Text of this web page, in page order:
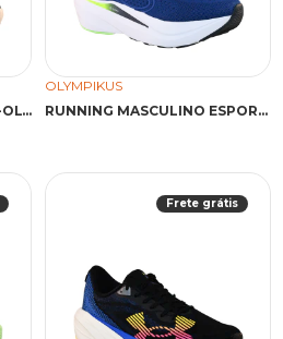
TRAINING OLYMPIKUS 470-OLY PRETO/PRETO
OLYMPIKUS
RUNNING MASCULINO ESPORTIVO TENIS 471-OLY ROYAL
Frete grátis